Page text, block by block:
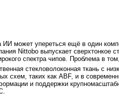
может упереться ещё в один
Nittobo выпускает сверхтонкое
спектра чипов. Проблема в
стекловолоконная ткань с
схем, таких как ABF, и в
и поддержки